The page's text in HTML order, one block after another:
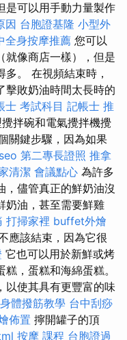
是可以用手動力量製作
因 台胞證基隆 小型外
全身按摩推薦 您可以
就像商店一樣），但是
。 在視頻結束時，
擊敗奶油時間太長時的
士 考試科目 記帳士 推
拌碗和電氣攪拌機攪
關鍵步驟，因為如果
seo 第二專長證照 推拿
清潔 會議點心 為許多
，儘管真正的鮮奶油沒
奶油，甚至需要鮮雞
打掃家裡 buffet外燴
應該結束，因為它很
它也可以用於新鮮或烤
，蛋糕和海綿蛋糕。
以使其具有更豐富的味
身體撥筋教學 台中刮痧
佈置 擰開罐子的頂
按摩 課程 台胞證過